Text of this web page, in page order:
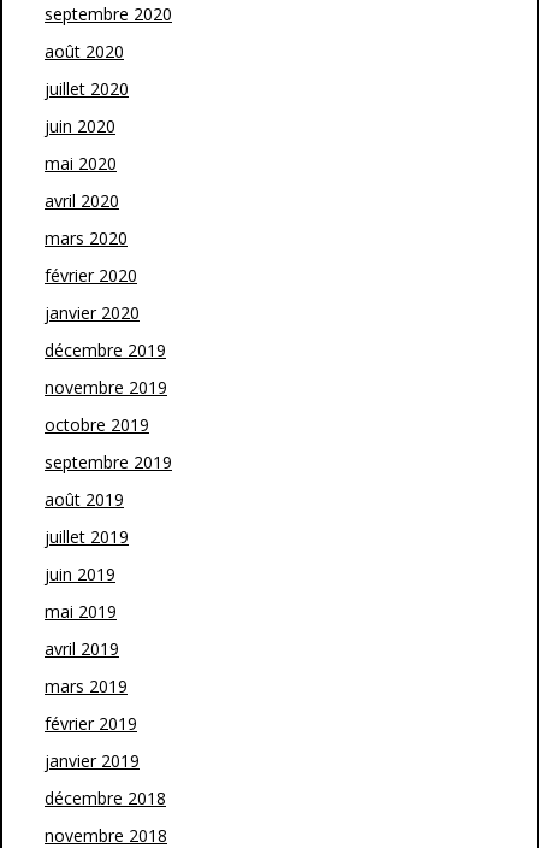
septembre 2020
août 2020
juillet 2020
juin 2020
mai 2020
avril 2020
mars 2020
février 2020
janvier 2020
décembre 2019
novembre 2019
octobre 2019
septembre 2019
août 2019
juillet 2019
juin 2019
mai 2019
avril 2019
mars 2019
février 2019
janvier 2019
décembre 2018
novembre 2018